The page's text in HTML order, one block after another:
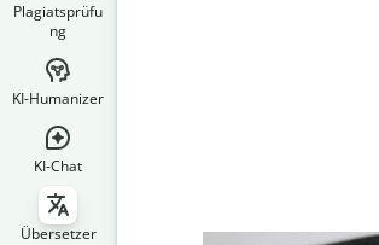
Plagiatsprüfu
ng
KI-Humanizer
KI-Chat
Übersetzer